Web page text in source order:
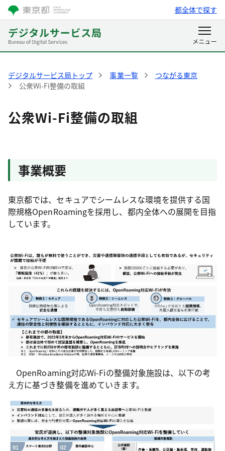
都全体で探す
デジタルサービス局トップ 事業一覧
つながる東京
公衆Wi-Fi整備の取組
公衆Wi-Fi整備の取組
事業概要
東京都では、セキュアでシームレスな環境を提供する国
際規格OpenRoamingを採用し、都内全体への展開を目指
しています。
OpenRoaming対応Wi-Fiの整備対象施設は、以下の考
え方に基づき整備を進めていきます。